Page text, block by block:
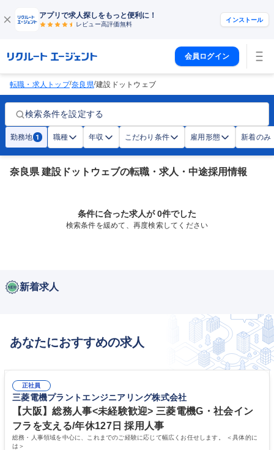
アプリで求人探しをもっと便利に！
レビュー高評価無料
インストール
会員ログイン
転職・求人トップ/奈良県/建設ドットウェブ
検索条件を設定する
勤務地 1 職種 年収 こだわり条件 雇用形態 新着のみ
奈良県 建設ドットウェブの転職・求人・中途採用情報
条件に合った求人が 0件でした
検索条件を緩めて、再度検索してください
新着求人
あなたにおすすめの求人
正社員
三菱電機プラントエンジニアリング株式会社
【大阪】総務人事<未経験歓迎> 三菱電機G・社会イン
フラを支える/年休127日 採用人事
総務・人事領域を中心に、これまでのご経験に応じて幅広くお任せします。 ＜具体的に
は＞